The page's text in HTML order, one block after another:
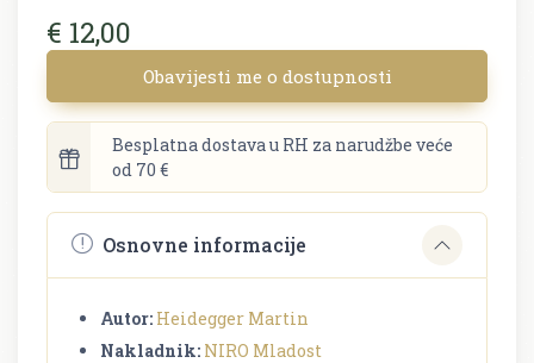
€ 12,00
Obavijesti me o dostupnosti
Besplatna dostava u RH za narudžbe veće
od 70 €
Osnovne informacije
Autor: Heidegger Martin
Nakladnik: NIRO Mladost